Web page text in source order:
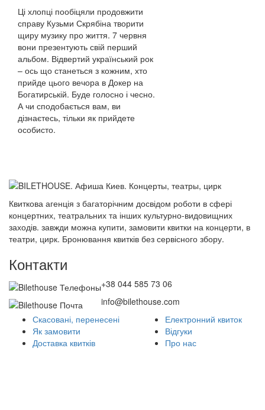
Ці хлопці пообіцяли продовжити
справу Кузьми Скрябіна творити
щиру музику про життя. 7 червня
вони презентують свій перший
альбом. Відвертий український рок
– ось що станеться з кожним, хто
прийде цього вечора в Докер на
Богатирській. Буде голосно і чесно.
А чи сподобається вам, ви
дізнаєтесь, тільки як прийдете
особисто.
Квиткова агенція з багаторічним досвідом роботи в сфері
концертних, театральних та інших культурно-видовищних
заходів. завжди можна купити, замовити квитки на концерти, в
театри, цирк. Бронювання квитків без сервісного збору.
Контакти
+38 044 585 73 06
info@bilethouse.com
Скасовані, перенесені
Як замовити
Доставка квитків
Електронний квиток
Відгуки
Про нас